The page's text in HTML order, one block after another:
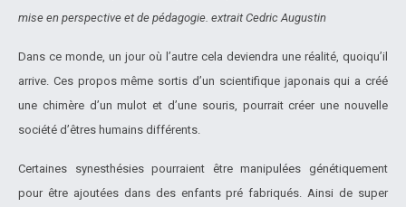
mise en perspective et de pédagogie. extrait Cedric Augustin
Dans ce monde, un jour où l’autre cela deviendra une réalité, quoiqu’il
arrive. Ces propos même sortis d’un scientifique japonais qui a créé
une chimère d’un mulot et d’une souris, pourrait créer une nouvelle
société d’êtres humains différents.
Certaines synesthésies pourraient être manipulées génétiquement
pour être ajoutées dans des enfants pré fabriqués. Ainsi de super